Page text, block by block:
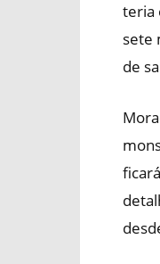
teria
sete
de